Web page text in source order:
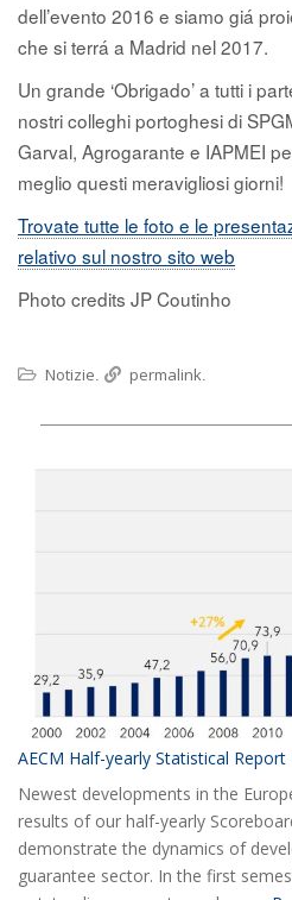
dell’evento 2016 e siamo giá
che si terrá a Madrid nel 2017.
Un grande ‘Obrigado’ a tutti i
nostri colleghi portoghesi di
Garval, Agrogarante e IAPMEI
meglio questi meravigliosi giorni!
Trovate tutte le foto e le
relativo sul nostro sito web
Photo credits JP Coutinho
Notizie permalink
AECM Half-yearly Statistical Report
Newest developments in the
results of our half-yearly
demonstrate the dynamics of
guarantee sector. In the first